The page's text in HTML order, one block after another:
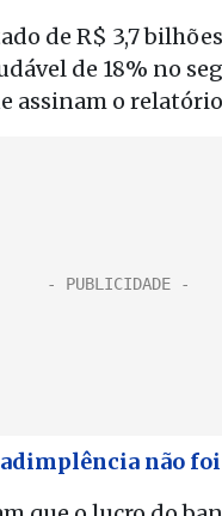
de R$ 3,7
de 18% no
assinam o relatório
não